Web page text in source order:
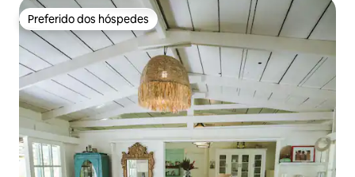
Preferido dos hóspedes
Preferido dos hóspedes